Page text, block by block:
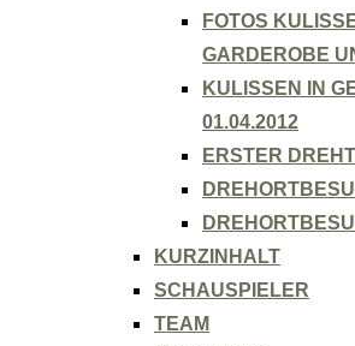
FOTOS
GARDEROBE
KULISSEN IN
01.04.2012
ERSTER
KURZINHALT
SCHAUSPIELER
TEAM